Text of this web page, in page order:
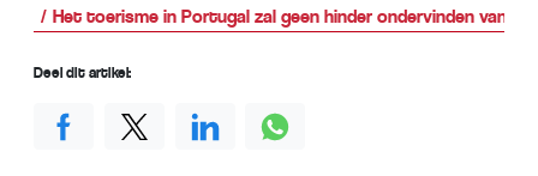
Het toerisme in Portugal zal geen hinder ondervinden van
Deel dit artikel: